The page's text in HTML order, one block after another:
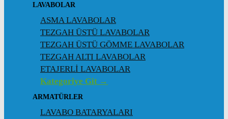
LAVABOLAR
ASMA LAVABOLAR
TEZGAH ÜSTÜ LAVABOLAR
TEZGAH ÜSTÜ GÖMME LAVABOLAR
TEZGAH ALTI LAVABOLAR
ETAJERLİ LAVABOLAR
Kategoriye Git →
ARMATÜRLER
LAVABO BATARYALARI